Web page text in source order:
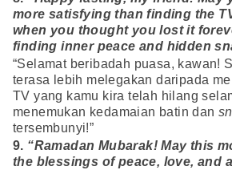
more satisfying than finding the
when you thought you lost it
finding inner peace and hidden
“Selamat beribadah puasa, kawan!
terasa lebih melegakan daripada
TV yang kamu kira telah hilang
menemukan kedamaian batin dan
tersembunyi!”
9. “Ramadan Mubarak! May this
the blessings of peace, love, and